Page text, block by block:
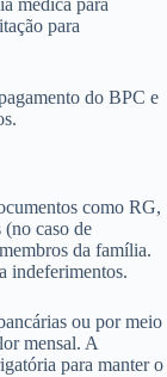
para
do BPC e
como RG,
caso de
da família.
indeferimentos.
ou por meio
mensal. A
para manter o